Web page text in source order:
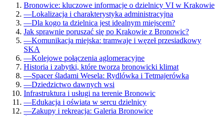
Bronowice: kluczowe informacje o dzielnicy VI w Krakowie
—Lokalizacja i charakterystyka administracyjna
—Dla kogo ta dzielnica jest idealnym miejscem?
Jak sprawnie poruszać się po Krakowie z Bronowic?
—Komunikacja miejska: tramwaje i węzeł przesiadkowy
SKA
—Kolejowe połączenia aglomeracyjne
Historia i zabytki, które tworzą bronowicki klimat
—Spacer śladami Wesela: Rydlówka i Tetmajerówka
—Dziedzictwo dawnych wsi
Infrastruktura i usługi na terenie Bronowic
—Edukacja i oświata w sercu dzielnicy
—Zakupy i rekreacja: Galeria Bronowice